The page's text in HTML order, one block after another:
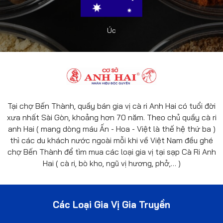
Úc
Tại chợ Bến Thành, quầy bán gia vị cà ri Anh Hai có tuổi đời
xưa nhất Sài Gòn, khoảng hơn 70 năm. Theo chủ quầy cà ri
anh Hai ( mang dòng máu Ấn - Hoa - Việt là thế hệ thứ ba )
thì các du khách nước ngoài mỗi khi về Việt Nam đều ghé
chợ Bến Thành để tìm mua các loại gia vị tại sạp Cà Ri Anh
Hai ( cà ri, bò kho, ngũ vị hương, phở,… )
Các Loại Gia Vị Gia Truyền